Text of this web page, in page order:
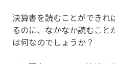
決算書を読むことができれ
るのに、なかなか読むこ
は何なのでしょうか？